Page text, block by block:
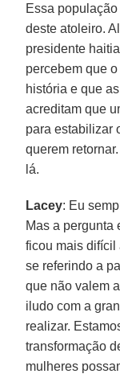
Essa
deste atoleiro.
presidente
percebem que
história e que
acreditam que
para estabilizar
querem
lá.
Lacey: Eu
Mas a pergunta
ficou mais
se referindo a
que não valem
iludo com a
realizar.
transformação
mulheres